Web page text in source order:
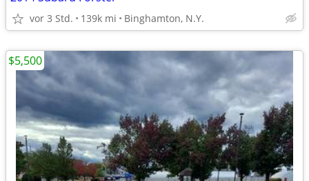
vor 3 Std. 139k mi Binghamton, N.Y.
$5,500